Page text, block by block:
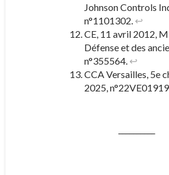
Johnson Controls
n°1101302. ↩︎
CE, 11 avril 2012,
Défense et des
n°355564. ↩︎
CCA Versailles, 5e
2025,